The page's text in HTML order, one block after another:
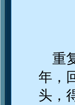
重
年，
头，